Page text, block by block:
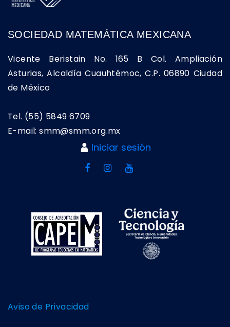
SOCIEDAD MATEMÁTICA MEXICANA
Vicente Beristain No. 165 B Col. Ampliación
Asturias, Alcaldía Cuauhtémoc, C.P. 06890 Ciudad
de México
Tel. (55) 5849 6709
E-mail: smm@smm.org.mx
Iniciar sesión
Aviso de Privacidad